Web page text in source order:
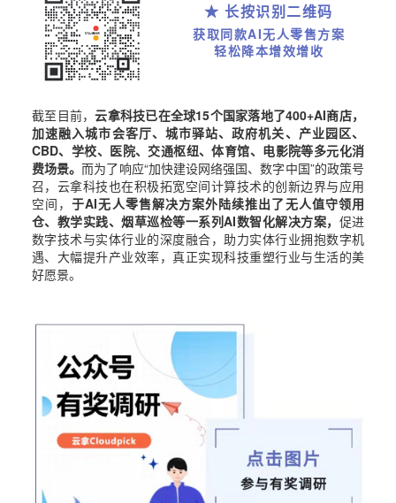
★ 长按识别二维码
获取同款AI无人零售方案
轻松降本增效增收
截至目前，云拿科技已在全球15个国家落地了400+AI商店，
加速融入城市会客厅、城市驿站、政府机关、产业园区、
CBD、学校、医院、交通枢纽、体育馆、电影院等多元化消
费场景。而为了响应“加快建设网络强国、数字中国”的政策号
召，云拿科技也在积极拓宽空间计算技术的创新边界与应用
空间，于AI无人零售解决方案外陆续推出了无人值守领用
仓、教学实践、烟草巡检等一系列AI数智化解决方案， 促进
数字技术与实体行业的深度融合，助力实体行业拥抱数字机
遇、大幅提升产业效率，真正实现科技重塑行业与生活的美
好愿景。